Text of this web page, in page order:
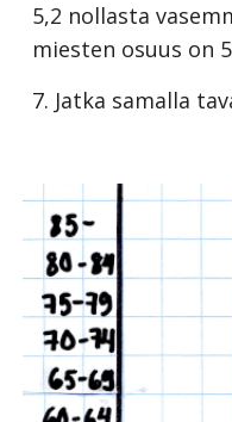
5,2 nollasta
miesten osuus on
7. Jatka samalla